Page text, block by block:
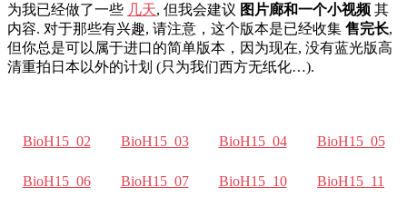
为我已经做了一些 几天, 但我会建议 图片廊和一个小视频 其
内容. 对于那些有兴趣, 请注意，这个版本是已经收集 售完长,
但你总是可以属于进口的简单版本，因为现在, 没有蓝光版高
清重拍日本以外的计划 (只为我们西方无纸化…).
BioH15_02 BioH15_03 BioH15_04 BioH15_05
BioH15_06 BioH15_07 BioH15_10 BioH15_11